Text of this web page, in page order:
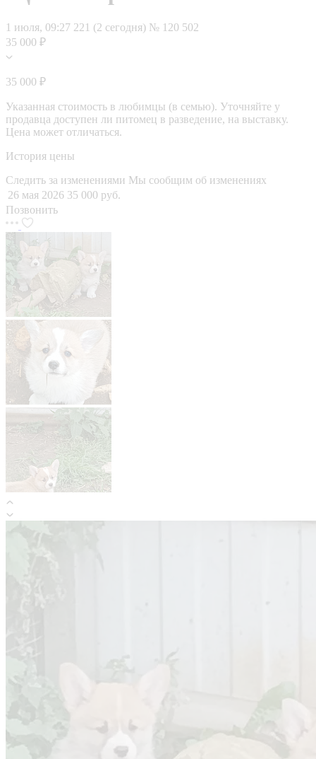
1 июля, 09:27 221 (2 сегодня) № 120 502
35 000 ₽
35 000 ₽
Указанная стоимость в любимцы (в семью). Уточняйте у
продавца доступен ли питомец в разведение, на выставку.
Цена может отличаться.
История цены
Следить за изменениями Мы сообщим об изменениях
26 мая 2026 35 000 руб.
Позвонить